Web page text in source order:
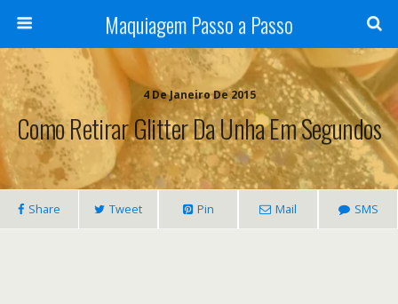
Maquiagem Passo a Passo
4 De Janeiro De 2015
Como Retirar Glitter Da Unha Em Segundos
Share Tweet Pin Mail SMS